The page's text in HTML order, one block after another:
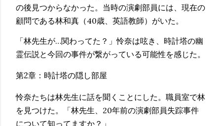
の後見つからなかった。当時の演劇部員には、現在の
顧問である林和真（40歳、英語教師）がいた。
「林先生が…関わってた？」怜奈は呟き、時計塔の幽
霊伝説と今回の事件が繋がっている可能性を感じた。
第2章：時計塔の隠し部屋
怜奈たちは林先生に話を聞くことにした。職員室で林
を見つけた。「林先生、20年前の演劇部員失踪事件
について知ってますか？」